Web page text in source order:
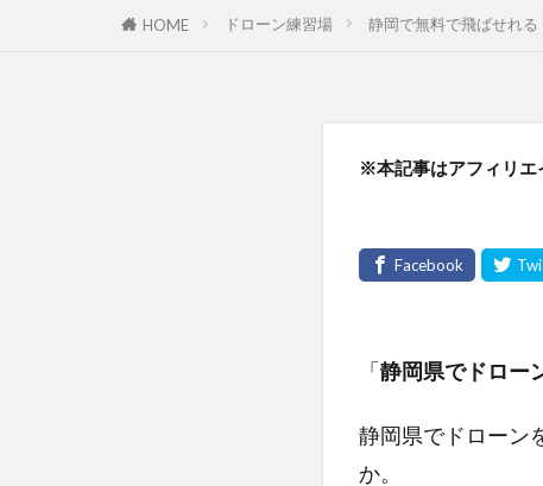
HOME ドローン練習場 静岡で無料で飛ばせれ
※本記事はアフィリエ
「 静岡県でドロー
静岡県でドローン
か。